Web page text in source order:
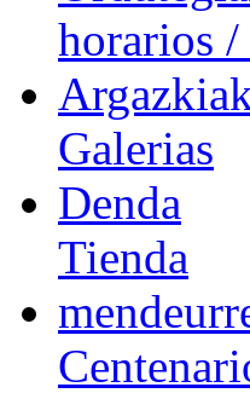
horarios /
Galerias
Denda
Tienda